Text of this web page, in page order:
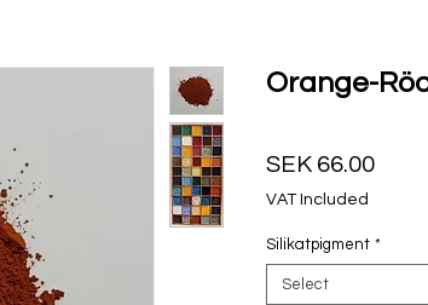
Orange-
SEK 66.00
VAT Included
Silikatpigment *
Select